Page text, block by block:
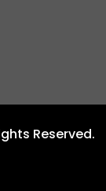
Reserved.